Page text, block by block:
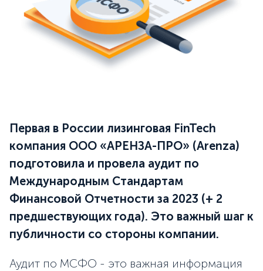
Первая в России лизинговая FinTech
компания ООО «АРЕНЗА-ПРО» (Arenza)
подготовила и провела аудит по
Международным Стандартам
Финансовой Отчетности за 2023 (+ 2
предшествующих года). Это важный шаг к
публичности со стороны компании.
Аудит по МСФО - это важная информация